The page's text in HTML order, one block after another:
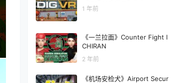
1 年前
《一兰拉面》Counter Fight I
CHIRAN
2 年前
《机场安检犬》Airport Secur